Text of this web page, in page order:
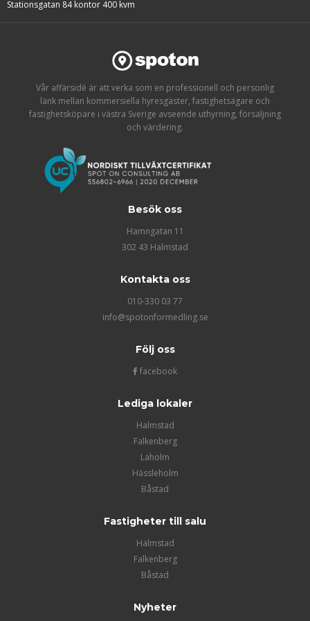
Stationsgatan 84 kontor 400 kvm
Vår affärsidé är att verka som en professionell och personlig
länk mellan kommersiella hyresgäster, fastighetsägare och
fastighetsköpare i västra Sverige avseende uthyrning, försäljning
och värdering.
Besök oss
Hamngatan 11
302 43 Halmstad
Kontakta oss
010-330 03 77
info@spotonformedling.se
Följ oss
facebook
Lediga lokaler
Halmstad
Falkenberg
Laholm
Hässleholm
Båstad
Fastigheter till salu
Halmstad
Falkenberg
Båstad
Nyheter